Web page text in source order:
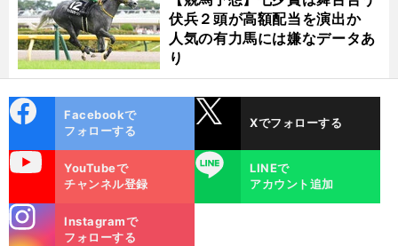
伏兵２頭が高額配当を演出か
人気の有力馬には嫌なデータあ
り
ok
Facebookで
フォローする
Xでフォローする
YouTubeで
チャンネル登録
LINE
LINEで
アカウント追加
m
Instagramで
フォローする